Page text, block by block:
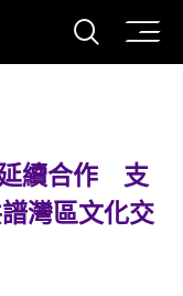
打開
延續合作 支
灣區文化交